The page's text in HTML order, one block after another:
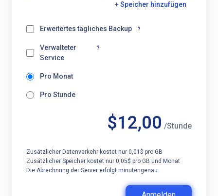
+ Speicher hinzufügen
Erweitertes tägliches Backup ?
Verwalteter
Service
?
Pro Monat
Pro Stunde
Zusätzlicher Datenverkehr kostet nur 0,01$ pro GB
Zusätzlicher Speicher kostet nur 0,05$ pro GB und Monat
Die Abrechnung der Server erfolgt minutengenau
$12,00 /Stunde